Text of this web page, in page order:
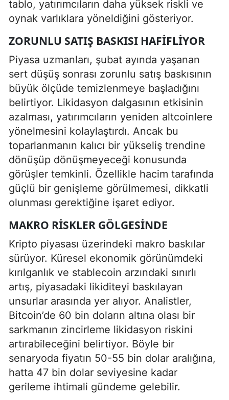
tablo, yatırımcıların daha yüksek riskli ve
oynak varlıklara yöneldiğini gösteriyor.
ZORUNLU SATIŞ BASKISI HAFIFLIYOR
Piyasa uzmanları, şubat ayında yaşanan
sert düşüş sonrası zorunlu satış baskısının
büyük ölçüde temizlenmeye başladığını
belirtiyor. Likidasyon dalgasının etkisinin
azalması, yatırımcıların yeniden altcoinlere
yönelmesini kolaylaştırdı. Ancak bu
toparlanmanın kalıcı bir yükseliş trendine
dönüşüp dönüşmeyeceği konusunda
görüşler temkinli. Özellikle hacim tarafında
güçlü bir genişleme görülmemesi, dikkatli
olunması gerektiğine işaret ediyor.
MAKRO RISKLER GÖLGESINDE
Kripto piyasası üzerindeki makro baskılar
sürüyor. Küresel ekonomik görünümdeki
kırılganlık ve stablecoin arzındaki sınırlı
artış, piyasadaki likiditeyi baskılayan
unsurlar arasında yer alıyor. Analistler,
Bitcoin’de 60 bin doların altına olası bir
sarkmanın zincirleme likidasyon riskini
artırabileceğini belirtiyor. Böyle bir
senaryoda fiyatın 50-55 bin dolar aralığına,
hatta 47 bin dolar seviyesine kadar
gerileme ihtimali gündeme gelebilir.